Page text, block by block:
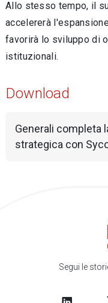
Allo stesso tempo, il
accelererà
favorirà lo sviluppo di
istituzionali.
Download
Generali completa
strategica con
Segui le